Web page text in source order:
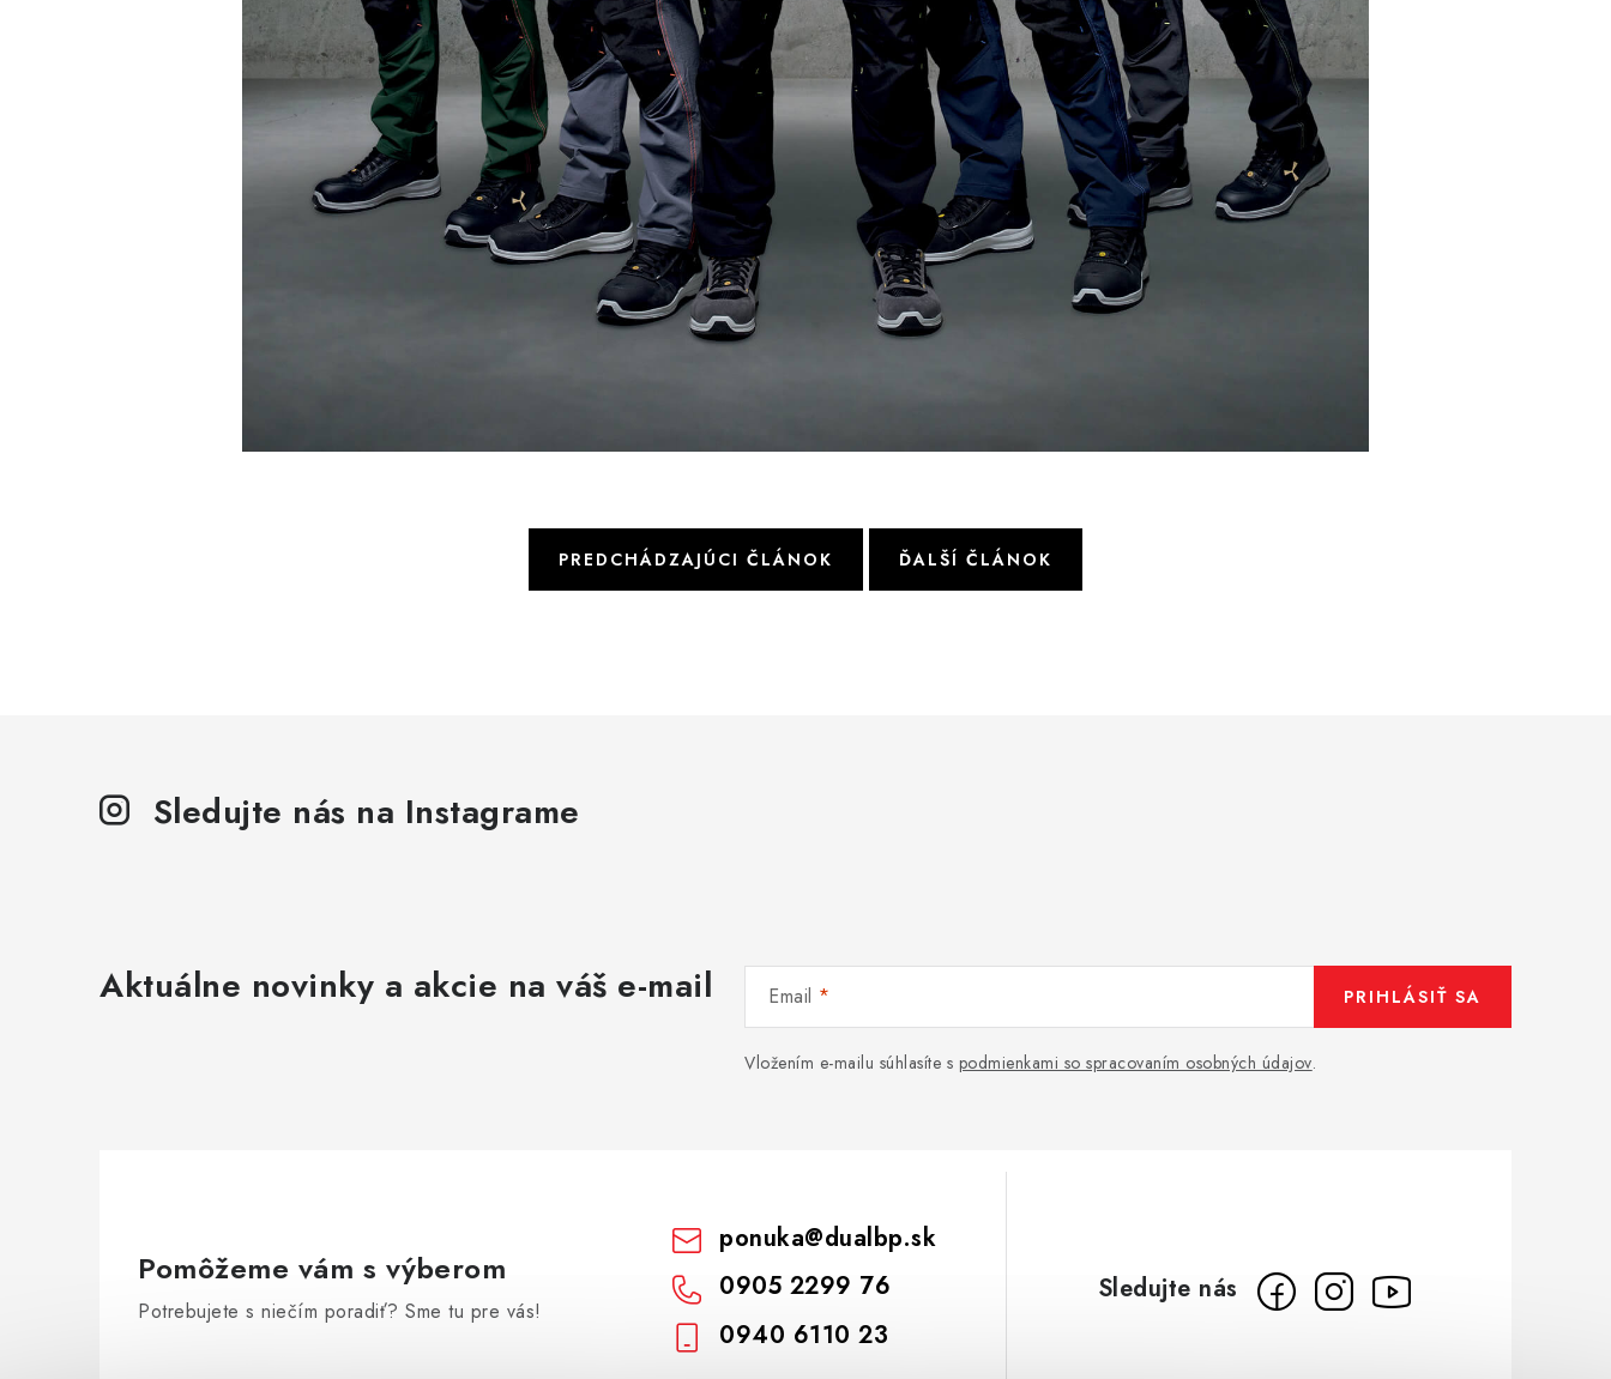
PREDCHÁDZAJÚCI ČLÁNOK ĎALŠÍ ČLÁNOK
Sledujte nás na Instagrame
Aktuálne novinky a akcie na váš e-mail Email
Vložením e-mailu súhlasíte s podmienkami so spracovaním osobných údajov.
PRIHLÁSIŤ SA
Pomôžeme vám s výberom
Potrebujete s niečím poradiť? Sme tu pre vás!
ponuka@dualbp.sk
0905 2299 76
0940 6110 23